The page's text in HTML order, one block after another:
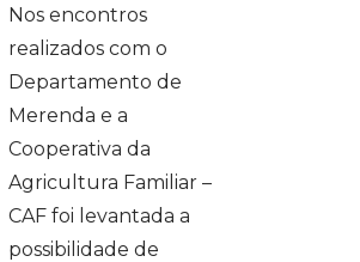
Nos encontros
realizados com o
Departamento de
Merenda e a
Cooperativa da
Agricultura Familiar –
CAF foi levantada a
possibilidade de